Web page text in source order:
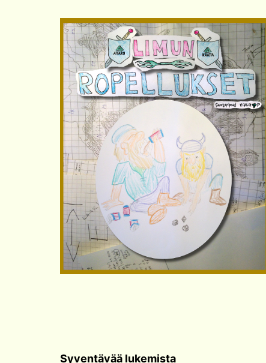
Syventävää lukemista